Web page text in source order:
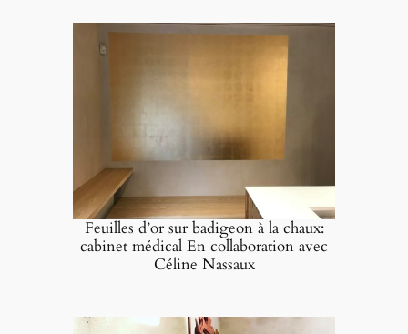
Feuilles d’or sur badigeon à la chaux:
cabinet médical En collaboration avec
Céline Nassaux